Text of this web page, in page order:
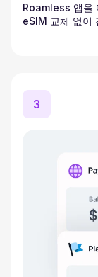
Roamless 앱을
eSIM 교체 없이
3